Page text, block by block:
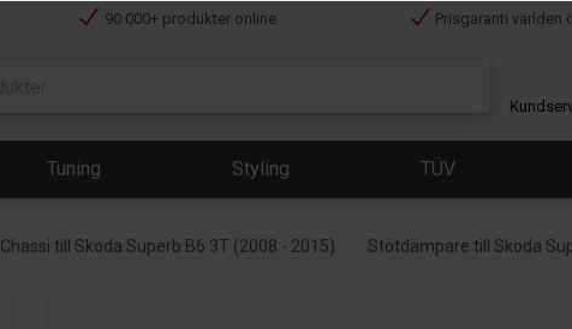
90 000+ produkter online Prisgaranti världen
Tuning Styling TÜV
Chassi till Skoda Superb B6 3T (2008 - 2015) Stötdämpare till Skoda